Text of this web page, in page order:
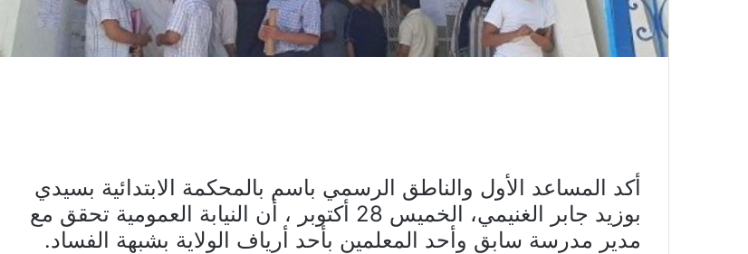
أكد المساعد الأول والناطق الرسمي باسم بالمحكمة الابتدائية بسيدي
بوزيد جابر الغنيمي، الخميس 28 أكتوبر ، أن النيابة العمومية تحقق مع
مدير مدرسة سابق وأحد المعلمين بأحد أرياف الولاية بشبهة الفساد.